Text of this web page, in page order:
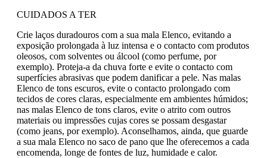
CUIDADOS A TER
Crie laços duradouros com a sua mala Elenco, evitando a
exposição prolongada à luz intensa e o contacto com produtos
oleosos, com solventes ou álcool (como perfume, por
exemplo). Proteja-a da chuva forte e evite o contacto com
superfícies abrasivas que podem danificar a pele. Nas malas
Elenco de tons escuros, evite o contacto prolongado com
tecidos de cores claras, especialmente em ambientes húmidos;
nas malas Elenco de tons claros, evite o atrito com outros
materiais ou impressões cujas cores se possam desgastar
(como jeans, por exemplo). Aconselhamos, ainda, que guarde
a sua mala Elenco no saco de pano que lhe oferecemos a cada
encomenda, longe de fontes de luz, humidade e calor.